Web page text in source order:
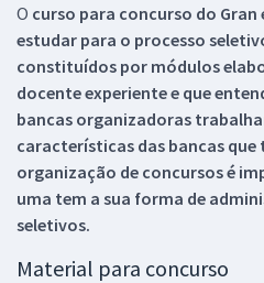
O curso para concurso do Gran
estudar para o processo
constituídos por módulos
docente experiente e que
bancas organizadoras
características das bancas
organização de concursos é
uma tem a sua forma de
seletivos.
Material para concurso